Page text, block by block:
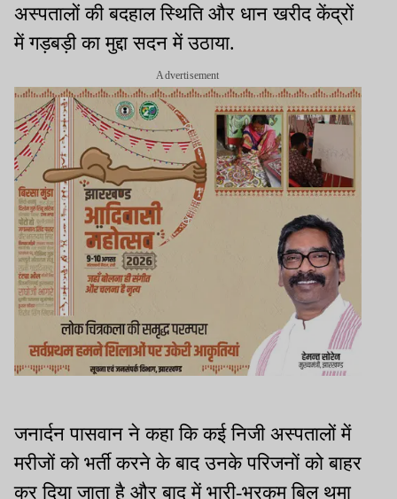
अस्पतालों की बदहाल स्थिति और धान खरीद केंद्रों
में गड़बड़ी का मुद्दा सदन में उठाया.
Advertisement
जनार्दन पासवान ने कहा कि कई निजी अस्पतालों में
मरीजों को भर्ती करने के बाद उनके परिजनों को बाहर
कर दिया जाता है और बाद में भारी-भरकम बिल थमा